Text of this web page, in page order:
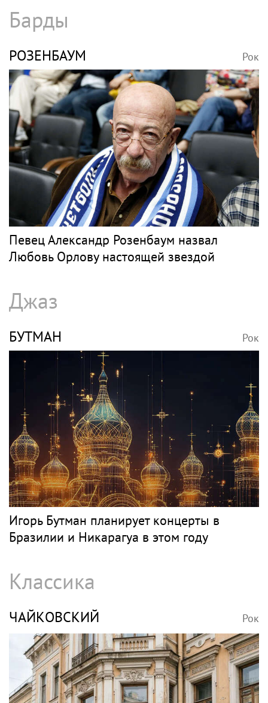
Барды
РОЗЕНБАУМ Рок
Певец Александр Розенбаум назвал
Любовь Орлову настоящей звездой
Джаз
БУТМАН Рок
Игорь Бутман планирует концерты в
Бразилии и Никарагуа в этом году
Классика
ЧАЙКОВСКИЙ Рок